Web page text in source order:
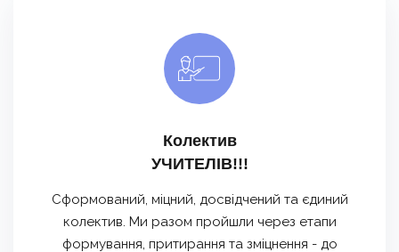
Колектив
УЧИТЕЛІВ!!!
Сформований, міцний, досвідчений та єдиний
колектив. Ми разом пройшли через етапи
формування, притирання та зміцнення - до